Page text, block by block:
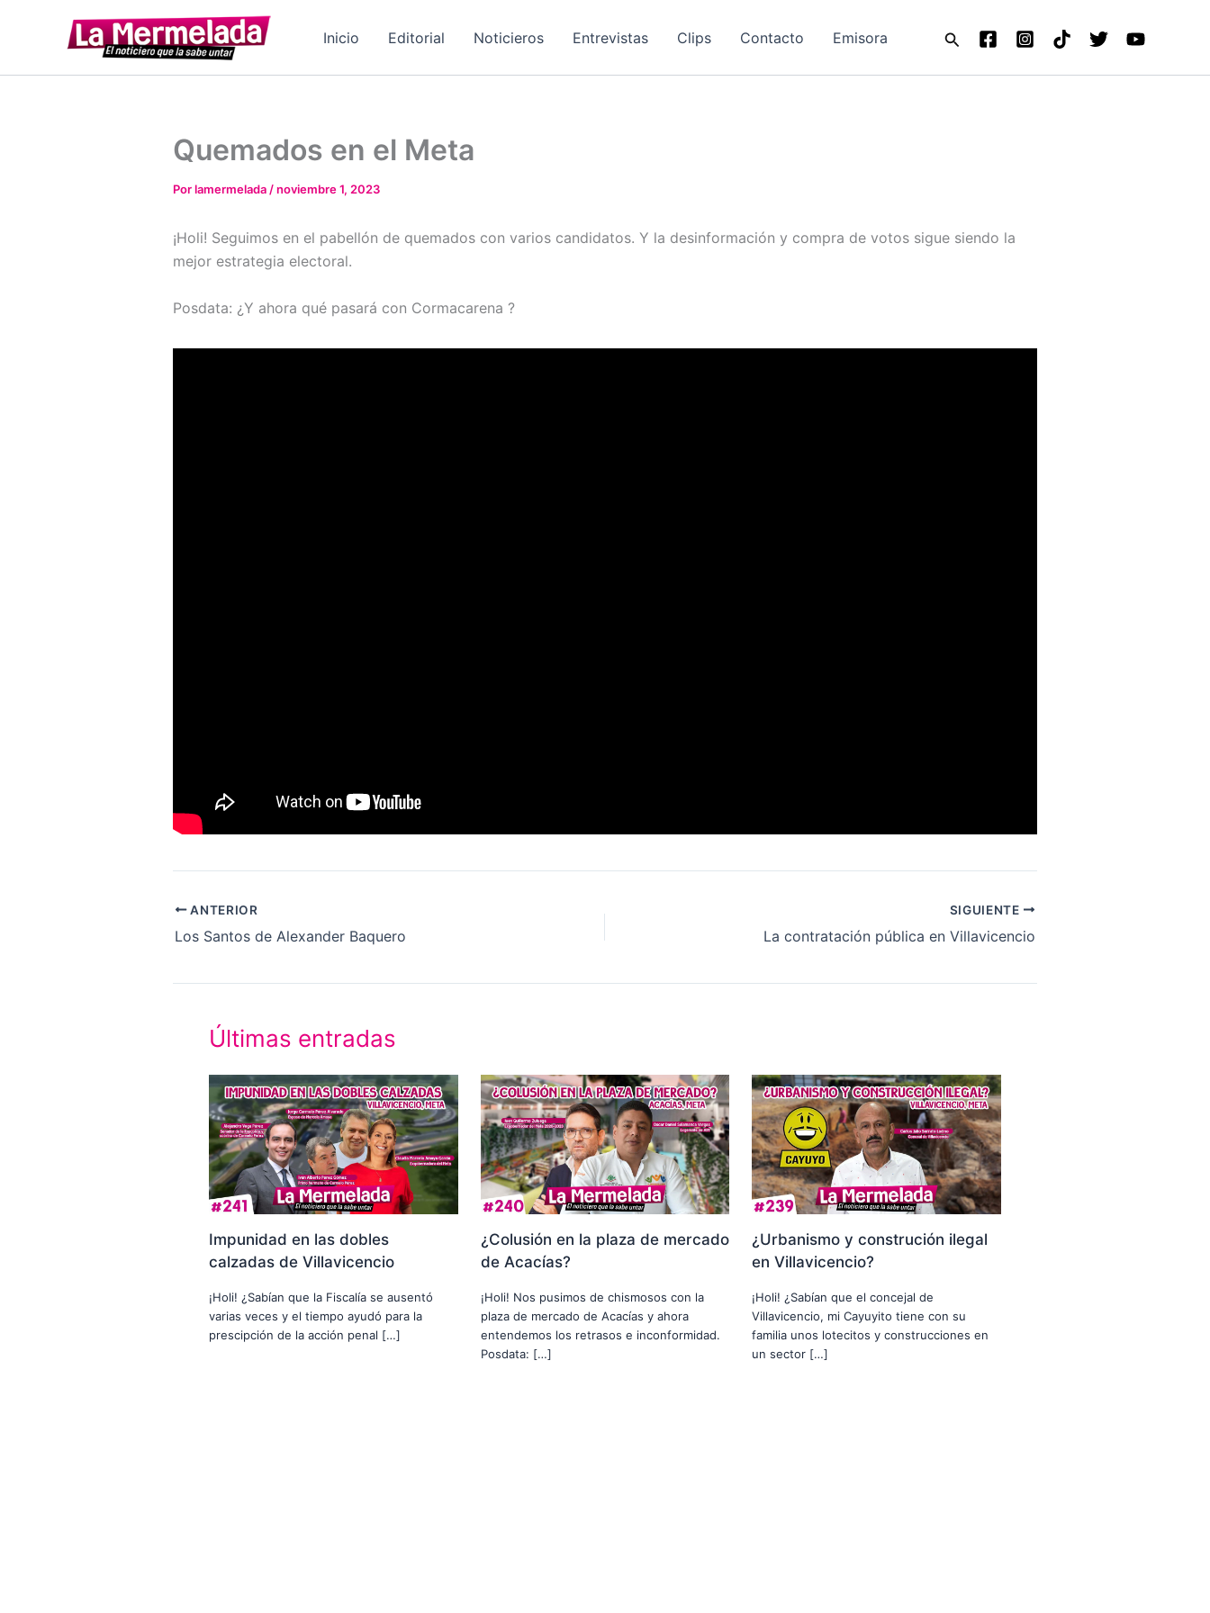
Inicio Editorial Noticieros Entrevistas Clips Contacto Emisora Buscar
Quemados en el Meta
Porlamermelada/noviembre 1, 2023
¡Holi! Seguimos en el pabellón de quemados con varios candidatos. Y la desinformación y compra de votos sigue siendo la
mejor estrategia electoral.
Posdata: ¿Y ahora qué pasará con Cormacarena ?
ANTERIOR
Los Santos de Alexander Baquero
SIGUIENTE
La contratación pública en Villavicencio
Últimas entradas
Impunidad en las dobles
calzadas de Villavicencio
¡Holi! ¿Sabían que la Fiscalía se ausentó
varias veces y el tiempo ayudó para la
prescipción de la acción penal […]
¿Colusión en la plaza de mercado
de Acacías?
¡Holi! Nos pusimos de chismosos con la
plaza de mercado de Acacías y ahora
entendemos los retrasos e inconformidad.
Posdata: […]
¿Urbanismo y construción ilegal
en Villavicencio?
¡Holi! ¿Sabían que el concejal de
Villavicencio, mi Cayuyito tiene con su
familia unos lotecitos y construcciones en
un sector […]